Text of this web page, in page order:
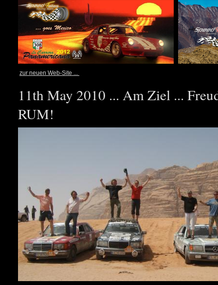
zur neuen Web-Site ...
11th May 2010 ... Am Ziel ...
RUM!